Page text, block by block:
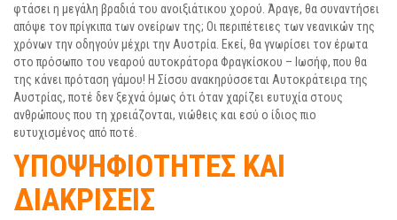
φτάσει η μεγάλη βραδιά του ανοιξιάτικου χορού. Άραγε, θα συναντήσει
απόψε τον πρίγκιπα των ονείρων της; Οι περιπέτειες των νεανικών της
χρόνων την οδηγούν μέχρι την Αυστρία. Εκεί, θα γνωρίσει τον έρωτα
στο πρόσωπο του νεαρού αυτοκράτορα Φραγκίσκου – Ιωσήφ, που θα
της κάνει πρόταση γάμου! Η Σίσσυ ανακηρύσσεται Αυτοκράτειρα της
Αυστρίας, ποτέ δεν ξεχνά όμως ότι όταν χαρίζει ευτυχία στους
ανθρώπους που τη χρειάζονται, νιώθεις και εσύ ο ίδιος πιο
ευτυχισμένος από ποτέ.
ΥΠΟΨΗΦΙΟΤΗΤΕΣ ΚΑΙ
ΔΙΑΚΡΙΣΕΙΣ